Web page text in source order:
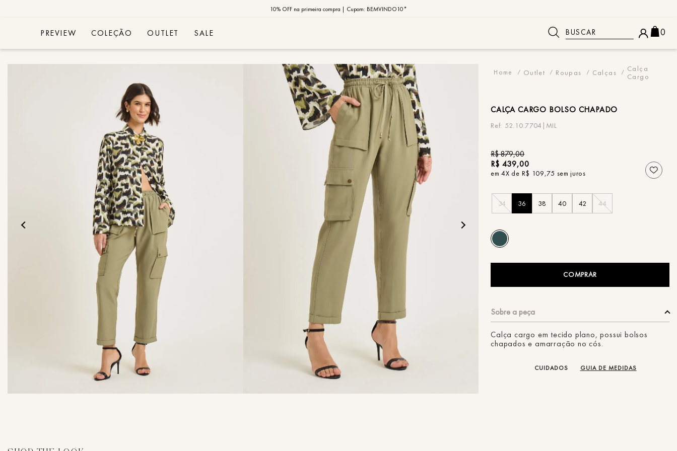
PIX MOB | 5%OFF - Seu look merece!
10% OFF na primeira compra | Cupom: BEMVINDO10*
MOB | Preview Índia
PREVIEW COLEÇÃO OUTLET SALE Buscar 0
Outlet Roupas Calças
Calça
Cargo
CALÇA CARGO BOLSO CHAPADO
52.10.7704|MIL
R$879,00
R$ 439,00
em4X de R$ 109,75 sem juros
34 36 38 40 42 44
COMPRAR
Calça cargo em tecido plano, possui bolsos
chapados e amarração no cós.
CUIDADOS GUIA DE MEDIDAS
TERMOS MAIS BUSCADOS
1º
2º
3º
º blusa
º jaqueta
6º camisa
7º
8